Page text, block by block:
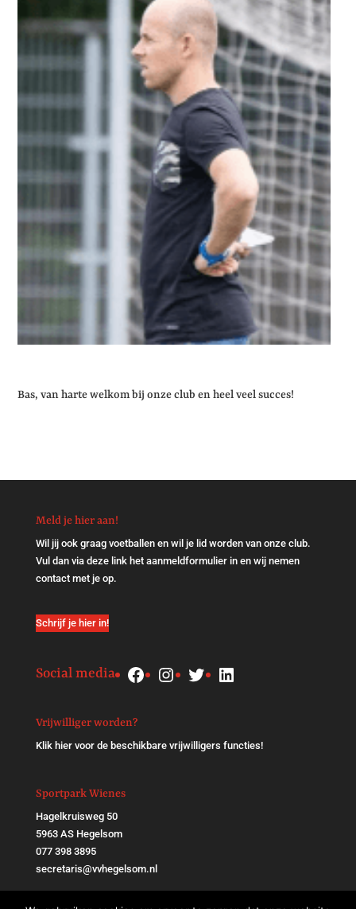
Bas, van harte welkom bij onze club en heel veel succes!
Meld je hier aan!
Wil jij ook graag voetballen en wil je lid worden van onze club.
Vul dan via deze linkhet aanmeldformulier in en wij nemen
contact met je op.
Schrijf je hier in!
Social media Facebook
Instagram
TwitterLinkedIn
Vrijwilliger worden?
Klik hiervoor de beschikbare vrijwilligers functies!
Sportpark Wienes
Hagelkruisweg 50
5963 AS Hegelsom
077 398 3895
secretaris@vvhegelsom.nl